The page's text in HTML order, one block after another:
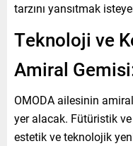
tarzını yansıtmak
Teknoloji ve
Amiral
OMODA ailesinin
yer alacak. Fütüristik ve
estetik ve teknolojik